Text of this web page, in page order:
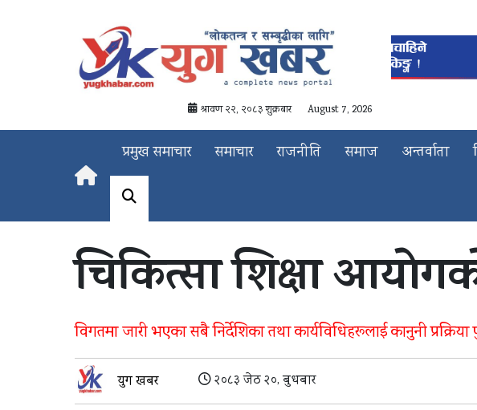
श्रावण २२, २०८३ शुक्रबार August 7, 2026
प्रमुख समाचार समाचार राजनीति समाज अन्तर्वाता
चिकित्सा शिक्षा
विगतमा जारी भएका सबै निर्देशिका तथा कार्यविधिहरूलाई कानुनी प्रक्रिया
युग खबर २०८३ जेठ २०, बुधबार